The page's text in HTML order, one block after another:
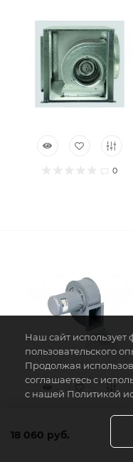
0
18 060 руб.
Наш сайт
пользовательского
Продолжая
соглашаетесь с
с нашей Политикой